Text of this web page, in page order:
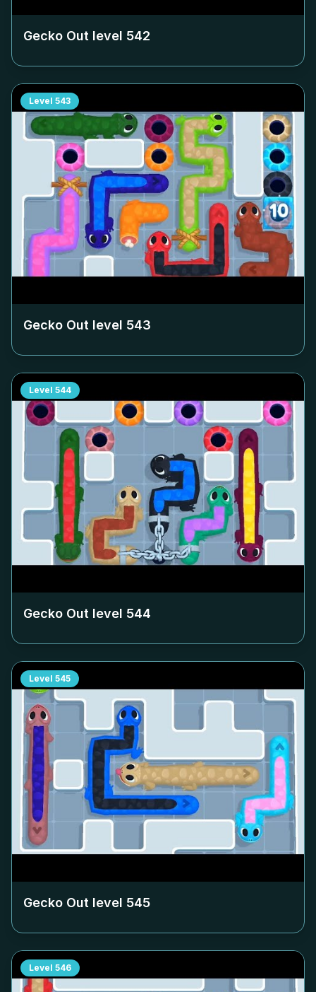
Gecko Out level 542
Level 543
Gecko Out level 543
Level 544
Gecko Out level 544
Level 545
Gecko Out level 545
Level 546